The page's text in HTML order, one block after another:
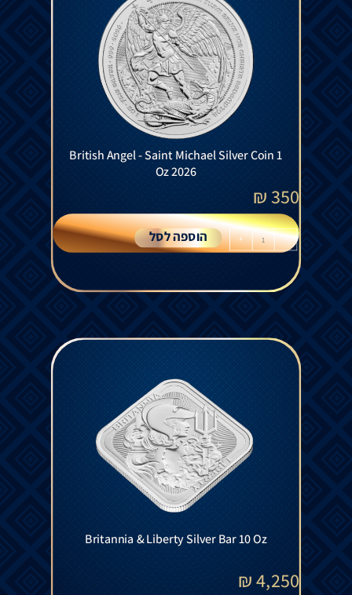
British Angel - Saint Michael Silver Coin 1
Oz 2026
350
₪
-
+ הוספה לסל
Britannia & Liberty Silver Bar 10 Oz
4,250
₪